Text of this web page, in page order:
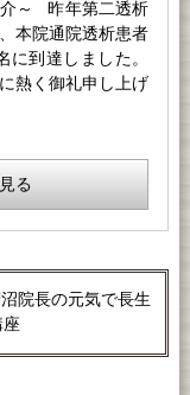
介～ 昨年第二透析
本院通院透析患者
に到達しました。
熱く御礼申し上げ
る
院長の元気で長生
座